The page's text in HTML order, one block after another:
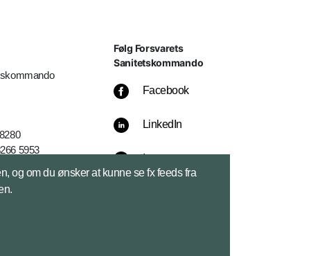
5953
Følg Forsvarets
Sanitetskommando
Facebook
LinkedIn
Instagram
og om du ønsker at kunne se fx feeds fra